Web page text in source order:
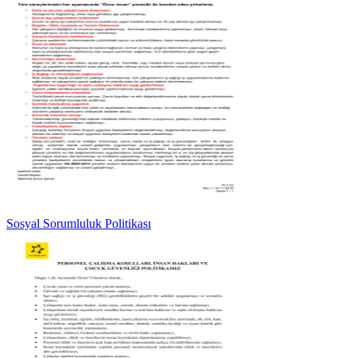
Sosyal Sorumluluk Politikası